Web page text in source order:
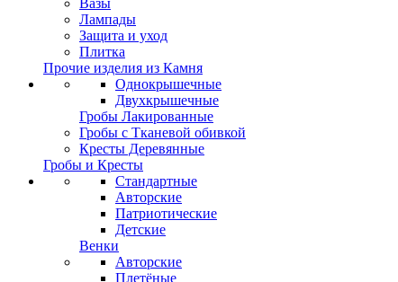
Вазы
Лампады
Защита и уход
Плитка
Прочие изделия из Камня
Однокрышечные
Двухкрышечные
Гробы Лакированные
Гробы с Тканевой обивкой
Кресты Деревянные
Гробы и Кресты
Стандартные
Авторские
Патриотические
Детские
Венки
Авторские
Плетёные